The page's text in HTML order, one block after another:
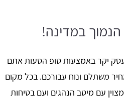
במדינה!
עסק יקר באמצעות טופ הסעות אתם
משתלם ונוח עבורכם. בכל מקום
עם מיטב הנהגים ועם בטיחות